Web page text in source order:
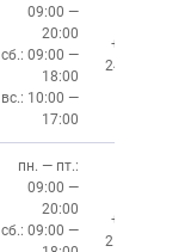
09:00 —
20:00
сб.: 09:00 —
18:00
вс.: 10:00 —
17:00
+7 (391)
243-83-01
пн. — пт.:
09:00 —
20:00
сб.: 09:00 —
+7 (391)
212-87-27